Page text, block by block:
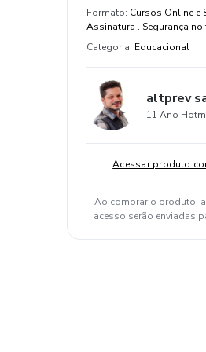
Formato: Cursos Online e
Assinatura . Segurança
Categoria: Educacional
altprev
11 Ano
Acessar produto
Ao comprar o produto,
acesso serão enviadas